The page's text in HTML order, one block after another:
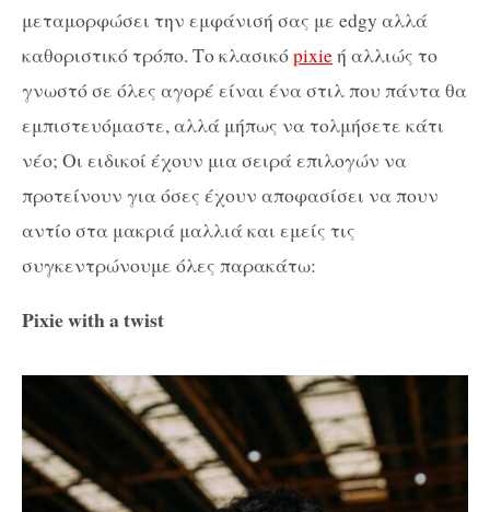
μεταμορφώσει την εμφάνισή σας με edgy αλλά
καθοριστικό τρόπο. Το κλασικόpixieή αλλιώς το
γνωστό σε όλες αγορέ είναι ένα στιλ που πάντα θα
εμπιστευόμαστε, αλλά μήπως να τολμήσετε κάτι
νέο; Οι ειδικοί έχουν μια σειρά επιλογών να
προτείνουν για όσες έχουν αποφασίσει να πουν
αντίο στα μακριά μαλλιά και εμείς τις
συγκεντρώνουμε όλες παρακάτω:
Pixie with a twist